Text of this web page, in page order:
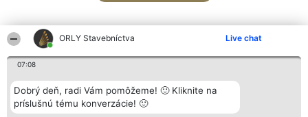
ORLY Stavebníctva Live chat
07:08
Dobrý deň, radi Vám pomôžeme! 🙂 Kliknite na
príslušnú tému konverzácie! 🙂
Organizátor hodnotenia
Bright Side Solutions sp. z o.
o. sp. k.
Hodnotenie
Laureáti
Lista
Kontakt
Kontakt